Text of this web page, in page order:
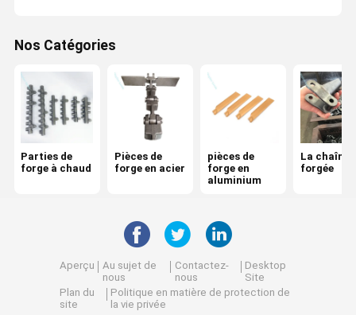
Pièces de forgeage à base de zinc Zamak
Nos Catégories
Parties de
forge à chaud
Pièces de
forge en acier
pièces de
forge en
aluminium
La chaîne
forgée
Aperçu
Au sujet de
nous
Contactez-
nous
Desktop
Site
Plan du
site
Politique en matière de protection de
la vie privée